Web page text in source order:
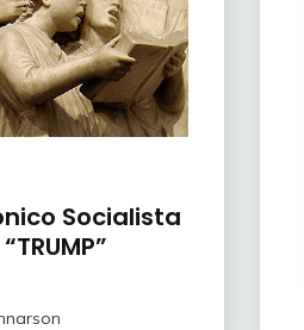
Socialista